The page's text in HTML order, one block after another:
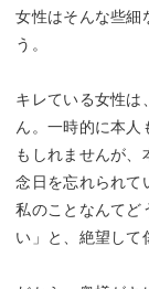
女性はそんな些細
う。
キレている女性は
ん。一時的に本
もしれませんが
念日を忘れられて
私のことなんてど
い」と、絶望して